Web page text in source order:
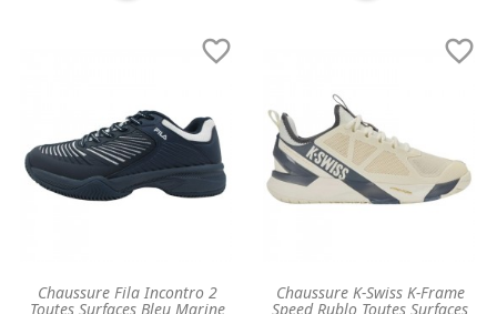
Chaussure Fila Incontro 2
Toutes Surfaces Bleu Marine

Chaussure K-Swiss K-Frame
Speed Rublo Toutes Surfaces
